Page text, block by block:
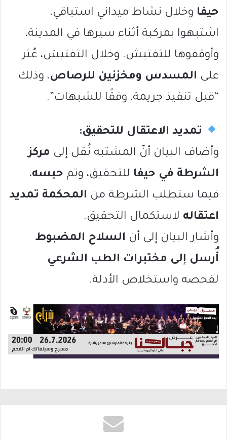
حيفا وخلال نشاط ميداني استباقي،
اشتبهوا بمركبة أثناء سيرها في المدينة،
وأوقفوها للتفتيش. وخلال التفتيش، عُثر
على المسدس ومخزنين للرصاص، وذلك
“قبل تنفيذ جريمة، وفقًا للشبهات”.
تمديد الاعتقال للتحقيق:
وأضاف البيان أنّ المشتبه نُقل إلى مركز
الشرطة في حيفا للتحقيق، وتم حبسه،
فيما ستطلب الشرطة من المحكمة تمديد
اعتقاله لاستكمال التحقيق.
وأشار البيان إلى أن السلاح المضبوط
أُرسل إلى مختبرات الطب الشرعي
لفحصه واستخلاص الأدلة.